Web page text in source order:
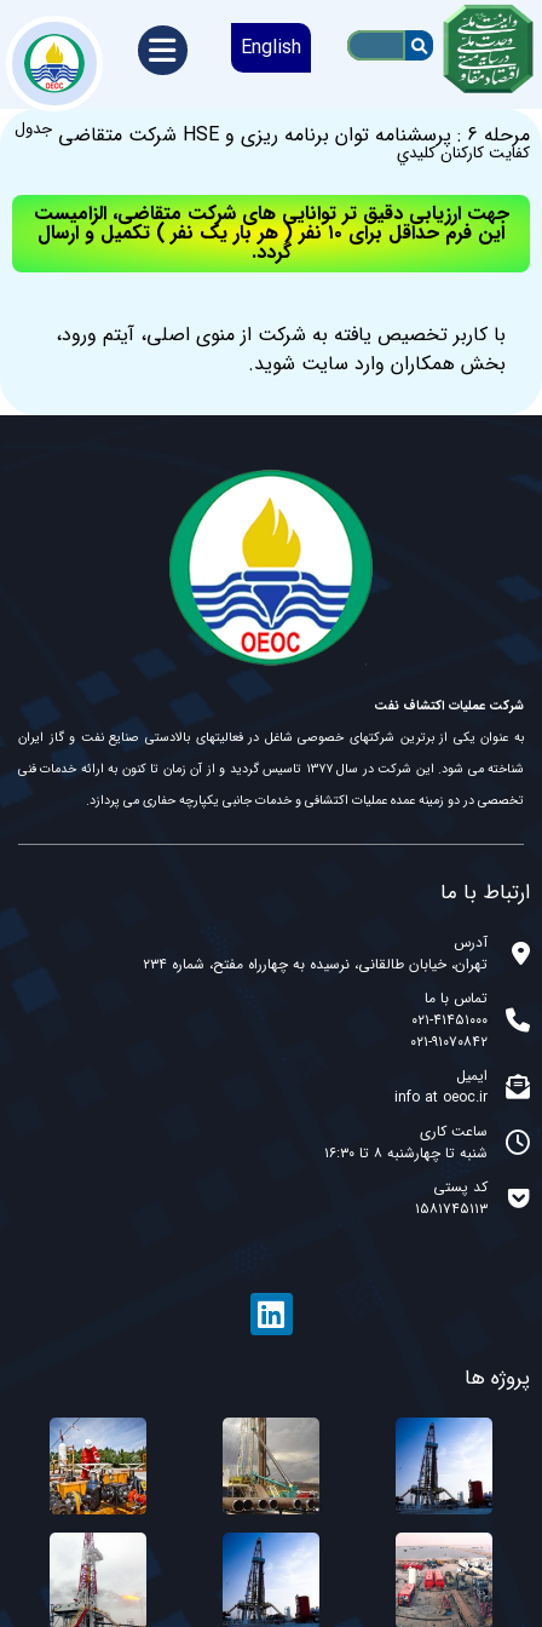
English
مرحله 6 : پرسشنامه توان برنامه ریزی و HSE شرکت متقاضی
جدول
كفايت كاركنان كليدي
جهت ارزیابی دقیق تر توانایی های شرکت متقاضی، الزامیست
این فرم حداقل برای ۱۰ نفر ( هر بار یک نفر ) تکمیل و ارسال
گردد.
با کاربر تخصیص یافته به شرکت از منوی اصلی، آیتم ورود،
بخش همکاران وارد سایت شوید.
شرکت عملیات اکتشاف نفت
به عنوان یکی از برترین شرکتهای خصوصی شاغل در فعالیتهای بالادستی صنایع نفت و گاز ایران
شناخته می شود. این شرکت در سال ۱۳۷۷ تاسیس گردید و از آن زمان تا کنون به ارائه خدمات فنی
تخصصی در دو زمینه عمده عملیات اکتشافی و خدمات جانبی یکپارچه حفاری می پردازد.
ارتباط با ما
آدرس
تهران، خیابان طالقانی، نرسیده به چهارراه مفتح، شماره ۲۳۴
تماس با ما
۰۲۱-۴۱۴۵۱۰۰۰
۰۲۱-۹۱۰۷۰۸۴۲
ایمیل
info at oeoc.ir
ساعت کاری
شنبه تا چهارشنبه ۸ تا ۱۶:۳۰
کد پستی
۱۵۸۱۷۴۵۱۱۳
پروژه ها